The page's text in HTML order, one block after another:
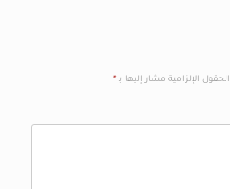
الحقول الإلزامية مشار إليها بـ *